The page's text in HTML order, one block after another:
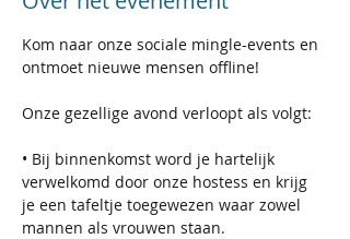
Kom naar onze sociale mingle-events en
ontmoet nieuwe mensen offline!
Onze gezellige avond verloopt als volgt:
• Bij binnenkomst word je hartelijk
verwelkomd door onze hostess en krijg
je een tafeltje toegewezen waar zowel
mannen als vrouwen staan.